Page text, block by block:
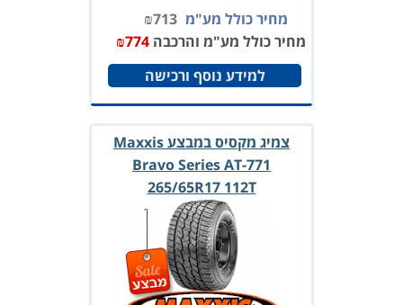
מחיר כולל מע"מ ₪713
מחיר כולל מע"מ והרכבה
₪774
למידע נוסף ורכישה
צמיג מקסיס במבצע Maxxis
Bravo Series AT-771
265/65R17 112T